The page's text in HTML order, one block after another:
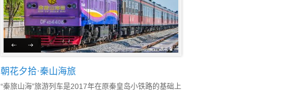
朝花夕拾·秦山海旅
“秦旅山海”旅游列车是2017年在原秦皇岛小铁路的基础上